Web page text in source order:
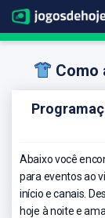
Como
Abaixo você
para eventos ao
início e canais.
hoje à noite e